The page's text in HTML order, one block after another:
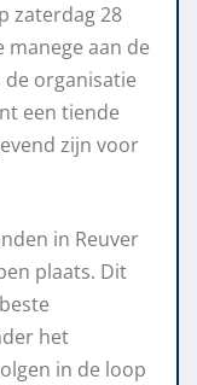
zaterdag 28
aan de
de organisatie
een tiende
zijn voor
in Reuver
plaats. Dit
het
in de loop